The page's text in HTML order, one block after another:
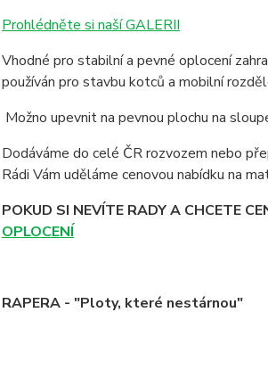
Prohlédněte si naší GALERII
Vhodné pro stabilní a pevné oplocení
používán pro stavbu kotců a mobilní
Možno upevnit na pevnou plochu na
Dodáváme do celé ČR rozvozem nebo
Rádi Vám uděláme cenovou nabídku na
POKUD SI NEVÍTE RADY A CHCETE
OPLOCENÍ
RAPERA - "Ploty, které nestárnou"